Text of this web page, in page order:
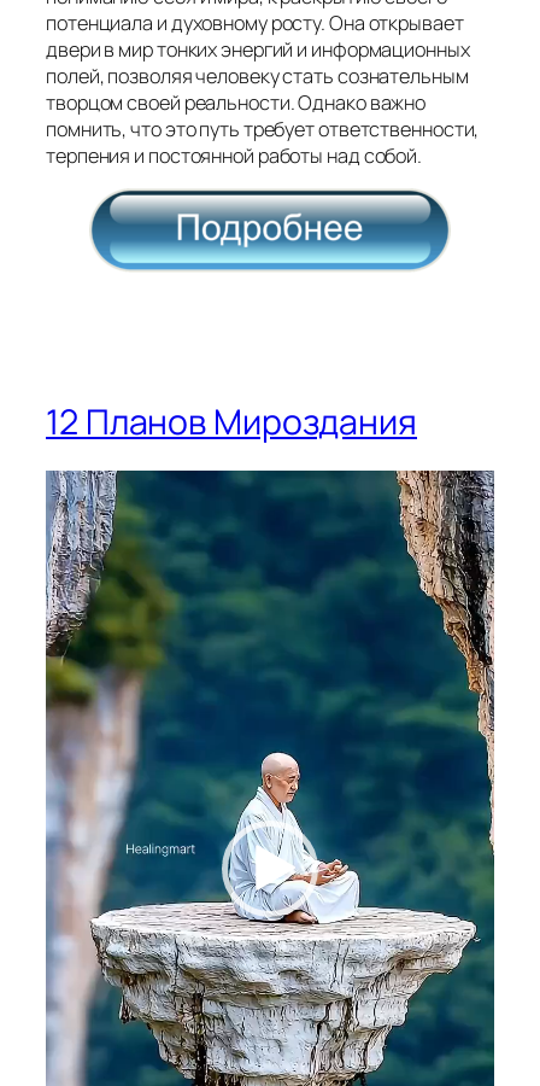
потенциала и духовному росту. Она открывает
двери в мир тонких энергий и информационных
полей, позволяя человеку стать сознательным
творцом своей реальности. Однако важно
помнить, что это путь требует ответственности,
терпения и постоянной работы над собой.
12 Планов Мироздания
Видеоплеер